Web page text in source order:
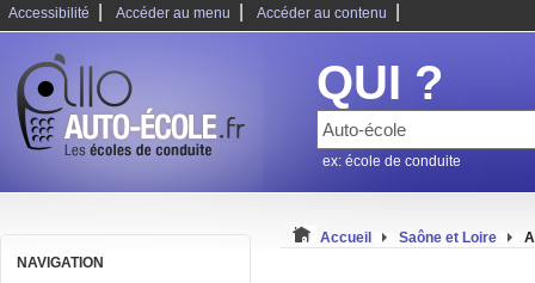
Accessibilité Accéder au menu Accéder au contenu
QUI ?
ex: école de conduite
NAVIGATION
Accueil Saône et Loire